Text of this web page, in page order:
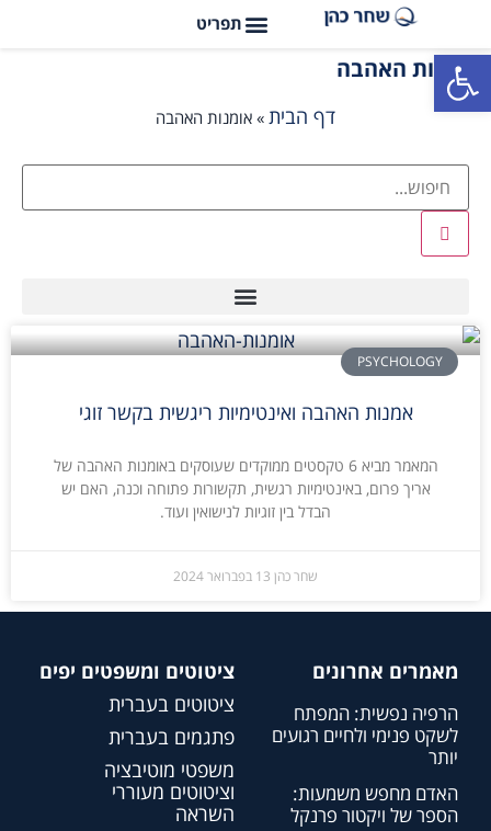
פתח סרגל נגישות
אומנות האהבה
דף הבית » אומנות האהבה
PSYCHOLOGY
אמנות האהבה ואינטימיות ריגשית בקשר זוגי
המאמר מביא 6 טקסטים ממוקדים שעוסקים באומנות האהבה של
אריך פרום, באינטימיות רגשית, תקשורות פתוחה וכנה, האם יש
הבדל בין זוגיות לנישואין ועוד.
שחר כהן 13 בפברואר 2024
מאמרים אחרונים
הרפיה נפשית: המפתח
לשקט פנימי ולחיים רגועים
יותר
האדם מחפש משמעות:
הספר של ויקטור פרנקל
ציטוטים ומשפטים יפים
ציטוטים בעברית
פתגמים בעברית
משפטי מוטיבציה
וציטוטים מעוררי
השראה